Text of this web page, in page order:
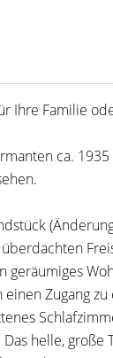
Ihre Familie
ca.
geräumiges
Zugang
helle, große